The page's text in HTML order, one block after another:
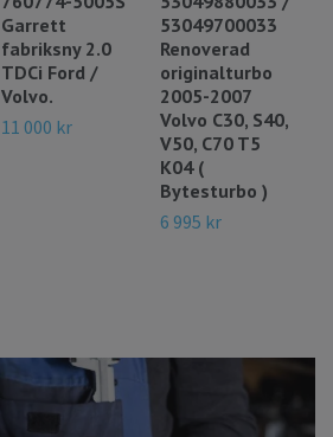
Garrett
fabriksny 2.0
TDCi Ford /
Volvo.
11 000 kr
53049700033
Renoverad
originalturbo
2005-2007
Volvo C30, S40,
V50, C70 T5
K04 (
Bytesturbo )
6 995 kr